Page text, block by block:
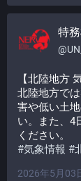
特
@
【北陸地方
北陸地方で
害や低い土
い。また、4
ください。
#気象情報 #
2026年5月03